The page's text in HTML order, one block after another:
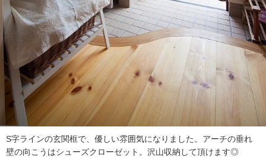
S字ラインの玄関框で、優しい雰囲気になりました。アーチの垂れ
壁の向こうはシューズクローゼット。沢山収納して頂けます◎